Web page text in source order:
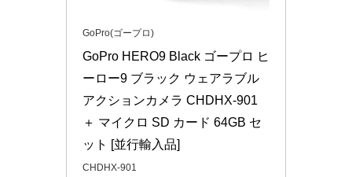
GoPro(ゴープロ)
GoPro HERO9 Black ゴープロ ヒ
ーロー9 ブラック ウェアラブル
アクションカメラ CHDHX-901
＋ マイクロ SD カード 64GB セ
ット [並行輸入品]
CHDHX-901